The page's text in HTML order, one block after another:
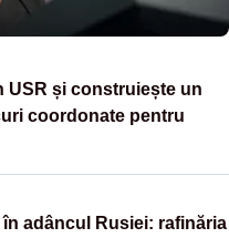
USR și construiește un
coordonate pentru
adâncul Rusiei: rafinăria